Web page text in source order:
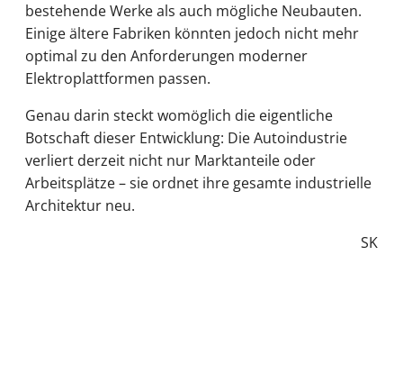
bestehende Werke als auch mögliche Neubauten.
Einige ältere Fabriken könnten jedoch nicht mehr
optimal zu den Anforderungen moderner
Elektroplattformen passen.
Genau darin steckt womöglich die eigentliche
Botschaft dieser Entwicklung: Die Autoindustrie
verliert derzeit nicht nur Marktanteile oder
Arbeitsplätze – sie ordnet ihre gesamte industrielle
Architektur neu.
SK